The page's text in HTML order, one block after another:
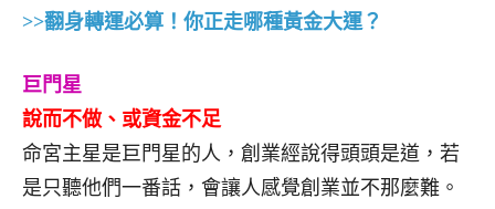
>>翻身轉運必算！你正走哪種黃金大運？
巨門星
說而不做、或資金不足
命宮主星是巨門星的人，創業經說得頭頭是道，若
是只聽他們一番話，會讓人感覺創業並不那麼難。